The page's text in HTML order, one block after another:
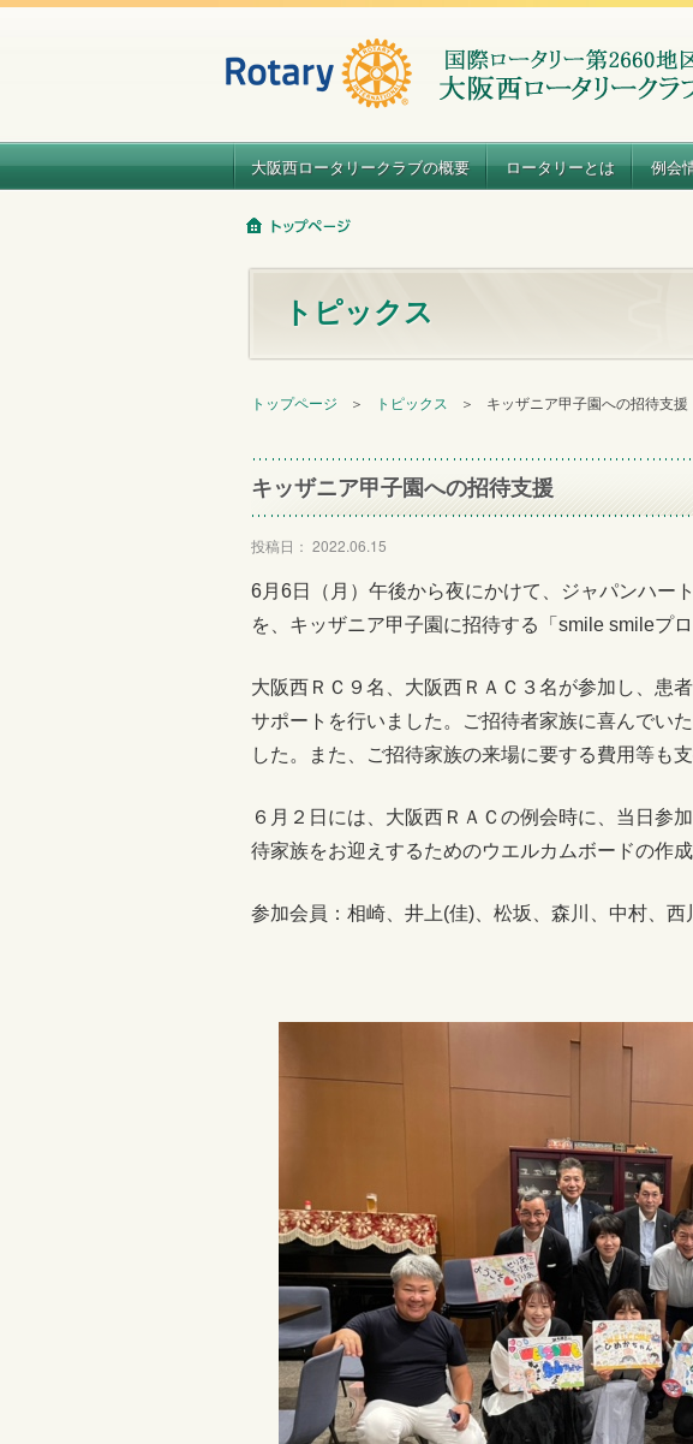
大阪西ロータリークラブの概要 ロータリーとは 例会
トピックス
トップページ ＞ トピックス ＞ キッザニア甲子園への招待支援
キッザニア甲子園への招待支援
投稿日： 2022.06.15
6月6日（月）午後から夜にかけて、ジャパンハー
を、キッザニア甲子園に招待する「smile smileプ
大阪西ＲＣ９名、大阪西ＲＡＣ３名が参加し、患
サポートを行いました。ご招待者家族に喜んでい
した。また、ご招待家族の来場に要する費用等も
６月２日には、大阪西ＲＡＣの例会時に、当日参
待家族をお迎えするためのウエルカムボードの作
参加会員：相崎、井上(佳)、松坂、森川、中村、西